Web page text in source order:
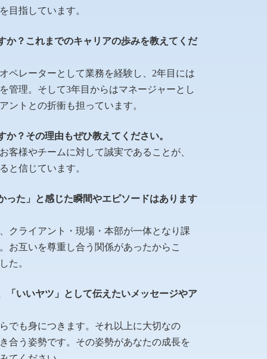
目指しています。
か？これまでのキャリアの歩みを教えてくだ
ペレーターとして業務を経験し、2年目には
管理。そして3年目からはマネージャーとし
ントとの折衝も担っています。
か？その理由もぜひ教えてください。
客様やチームに対して誠実であることが、
と信じています。
った」と感じた瞬間やエピソードはあります
クライアント・現場・本部が一体となり課
お互いを尊重し合う関係があったからこ
た。
「いいヤツ」として伝えたいメッセージやア
でも身につきます。それ以上に大切なの
合う姿勢です。その姿勢があなたの成長を